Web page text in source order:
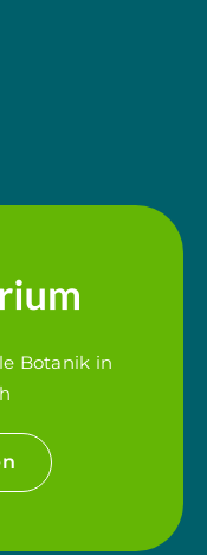
Botanik in